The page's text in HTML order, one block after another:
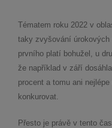
Tématem roku 2022 v
taky zvyšování
prvního platí bohužel, u
že například v září
procent a tomu ani
konkurovat.
Přesto je právě v tento